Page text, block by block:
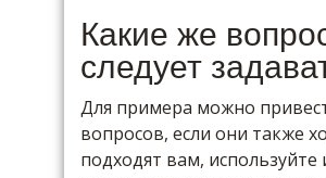
Какие же
следует
Для примера можно
вопросов, если они также
подходят вам, используйте